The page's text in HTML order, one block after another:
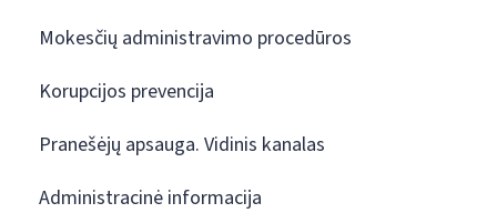
Mokesčių administravimo procedūros
Korupcijos prevencija
Pranešėjų apsauga. Vidinis kanalas
Administracinė informacija